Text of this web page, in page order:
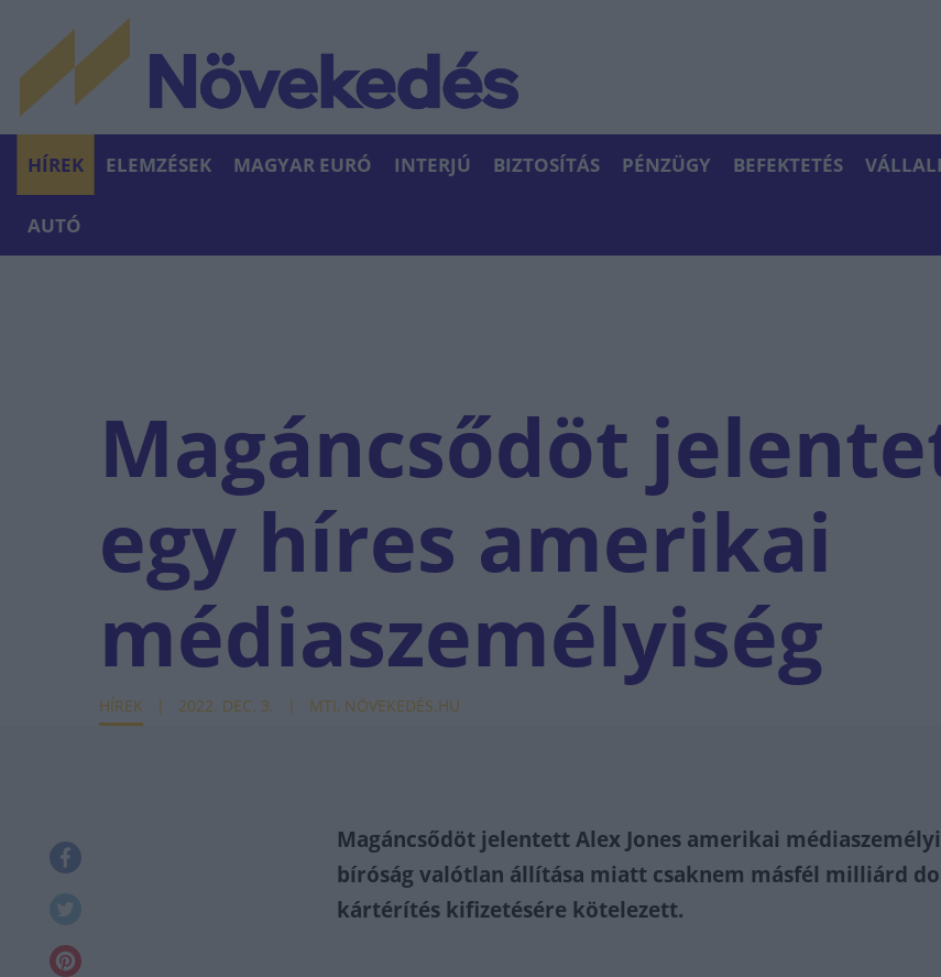
HÍREK ELEMZÉSEK MAGYAR EURÓ INTERJÚ BIZTOSÍTÁS PÉNZÜGY BEFEKTETÉS
AUTÓ
Magáncsődöt
egy híres amerikai
médiaszemélyiség
HÍREK 2022. DEC. 3. MTI, NÖVEKEDÉS.HU
Magáncsődöt jelentett Alex Jones amerikai
bíróság valótlan állítása miatt csaknem másfél milliárd
kártérítés kifizetésére kötelezett.